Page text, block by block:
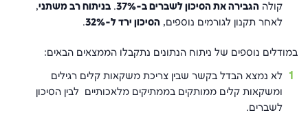
קולה הגבירה את הסיכון לשברים ב-37% . בניתוח רב משתני,
לאחר תקנון לגורמים נוספים, הסיכון ירד ל-32% .
במודלים נוספים של ניתוח הנתונים נתקבלו הממצאים הבאים:
לא נמצא הבדל בקשר שבין צריכת משקאות קלים רגילים
ומשקאות קלים ממותקים בממתיקים מלאכותיים לבין הסיכון
לשברים.